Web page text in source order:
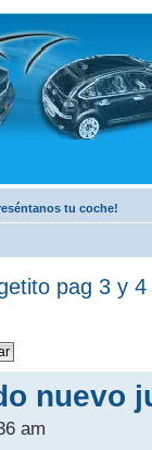
tu coche!
pag 3 y 4
nuevo
am